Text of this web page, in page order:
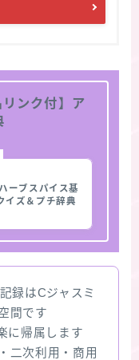
リンク付】ア
ーブスパイス基
ズ＆プチ辞典
録はCジャスミ
間です
に帰属します
二次利用・商用